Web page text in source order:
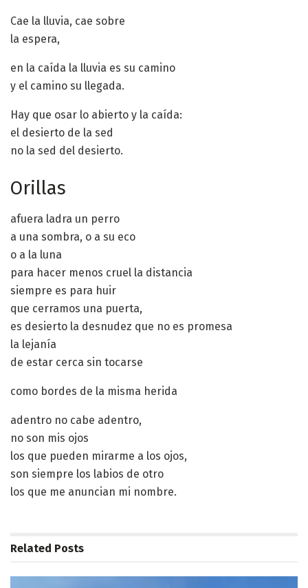
Cae la lluvia, cae sobre
la espera,
en la caída la lluvia es su camino
y el camino su llegada.
Hay que osar lo abierto y la caída:
el desierto de la sed
no la sed del desierto.
Orillas
afuera ladra un perro
a una sombra, o a su eco
o a la luna
para hacer menos cruel la distancia
siempre es para huir
que cerramos una puerta,
es desierto la desnudez que no es promesa
la lejanía
de estar cerca sin tocarse
como bordes de la misma herida
adentro no cabe adentro,
no son mis ojos
los que pueden mirarme a los ojos,
son siempre los labios de otro
los que me anuncian mi nombre.
Related Posts